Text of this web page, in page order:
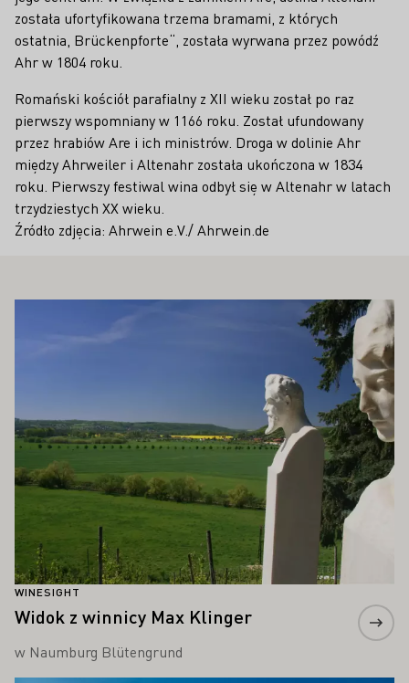
została ufortyfikowana trzema bramami, z których
ostatnia, Brückenpforte“, została wyrwana przez powódź
Ahr w 1804 roku.
Romański kościół parafialny z XII wieku został po raz
pierwszy wspomniany w 1166 roku. Został ufundowany
przez hrabiów Are i ich ministrów. Droga w dolinie Ahr
między Ahrweiler i Altenahr została ukończona w 1834
roku. Pierwszy festiwal wina odbył się w Altenahr w latach
trzydziestych XX wieku.
Źródło zdjęcia: Ahrwein e.V./ Ahrwein.de
ZAINTERESOWAĆ
WINESIGHT
Widok z winnicy Max Klinger
w Naumburg Blütengrund